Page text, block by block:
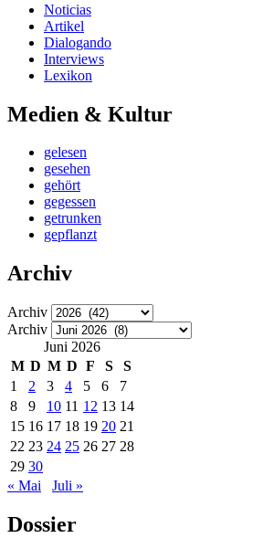
Noticias
Artikel
Dialogando
Interviews
Lexikon
Medien & Kultur
gelesen
gesehen
gehört
gegessen
getrunken
gepflanzt
Archiv
Archiv
Archiv
Juni 2026
M D M D F S
S
1
2 3 4 5 6
7
8
9 10 11 12 13 14
15 16 17 18 19 20 21
22 23 24 25 26 27 28
29 30
« Mai
Juli »
Dossier